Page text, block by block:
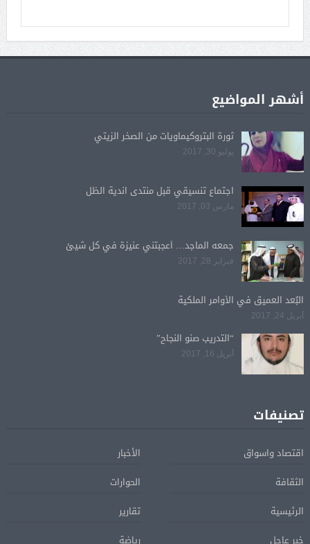
أشهر المواضيع
ثورة البتروكيماويات من الصخر الزيتي
يوليو 30, 2017
اجتماع تنسيقي قبل منتدى اندية الظل
مارس 03, 2017
جمعه الماجد… أعجبتني عنيزة في كل شيئ
فبراير 28, 2017
البُعد العميق في الأوامر الملكية
أبريل 24, 2017
“التدريب صنو النجاح”
أبريل 16, 2017
تصنيفات
اقتصاد واسواق
الأخبار
الثقافة
الحوارات
الرئيسية
تقارير
خبر عاجل
رياضة